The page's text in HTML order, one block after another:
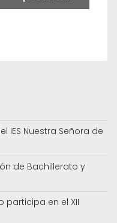
IES Nuestra Señora de
de Bachillerato y
participa en el XII